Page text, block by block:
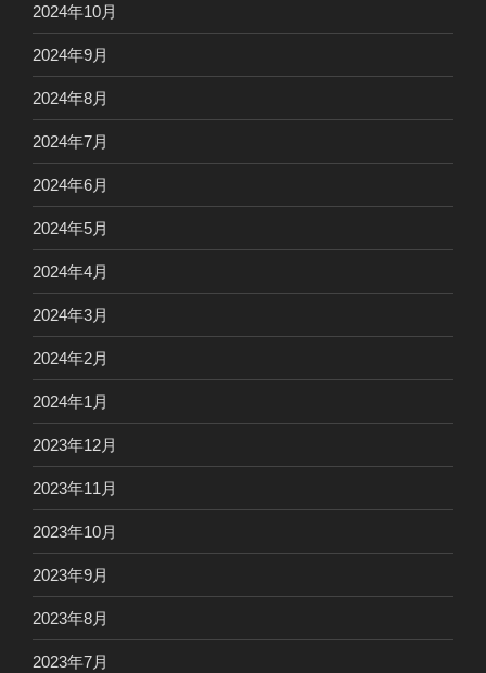
2024年10月
2024年9月
2024年8月
2024年7月
2024年6月
2024年5月
2024年4月
2024年3月
2024年2月
2024年1月
2023年12月
2023年11月
2023年10月
2023年9月
2023年8月
2023年7月